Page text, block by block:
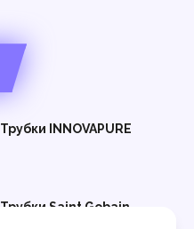
Трубки INNOVAPURE
Трубки Saint Gobain